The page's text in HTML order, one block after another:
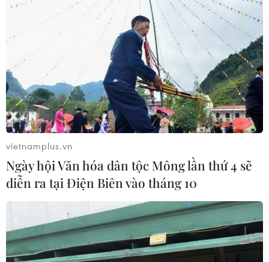
FIT khẳng định sữa dê Danlait “đảm bảo
tiêu chuẩn”
23/02/2013 07:56
Theo đại diện Công ty FIT, sữa dê Danlait tuân thủ chặt
quy định về sản xuất và vệ sinh an toàn thực phẩm theo
tiêu chuẩn của EU.
vietnamplus.vn
Ngày hội Văn hóa dân tộc Mông lần thứ 4 sẽ
diễn ra tại Điện Biên vào tháng 10